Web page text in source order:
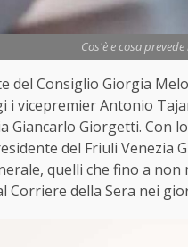
Cos'è e cosa
del Consiglio Giorgia
i vicepremier Antonio
Giancarlo Giorgetti. Con
del Friuli Venezia
quelli che fino a
Corriere della Sera nei